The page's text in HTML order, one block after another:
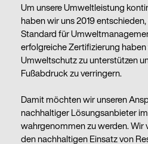
Um unsere Umweltleistung
haben wir uns 2019
Standard für
erfolgreiche Zertifizierung
Umweltschutz zu unterstützen
Fußabdruck zu verringern.
Damit möchten wir unseren
nachhaltiger Lösungsanbieter
wahrgenommen zu werden. Wir
den nachhaltigen Einsatz von